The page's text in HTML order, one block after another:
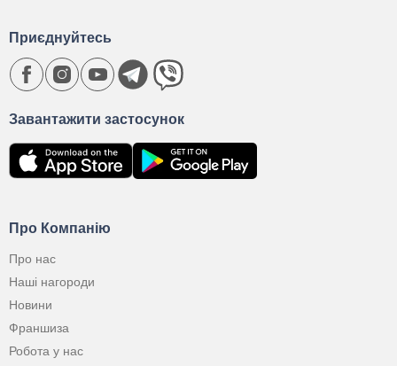
Про Компанію
Про нас
Наші нагороди
Новини
Франшиза
Робота у нас
Завантажити застосунок
Приєднуйтесь